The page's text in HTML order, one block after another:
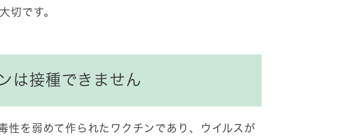
切です。
は接種できません
性を弱めて作られたワクチンであり、ウイルスが